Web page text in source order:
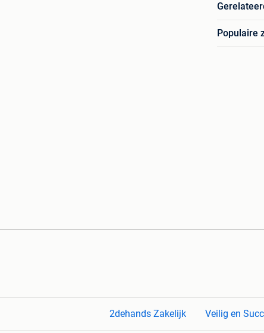
Populaire
2dehands Zakelijk Veilig en